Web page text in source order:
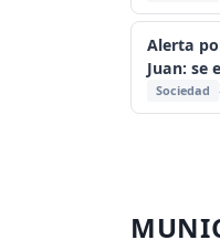
Alerta
Juan: se
Sociedad